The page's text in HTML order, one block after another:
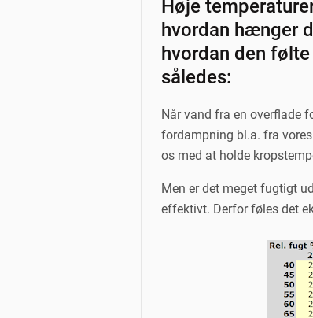
Høje
hvordan hænger
hvordan den
således:
Når vand fra en overflade
fordampning bl.a. fra
os med at holde
Men er det meget fugtigt
effektivt. Derfor føles det